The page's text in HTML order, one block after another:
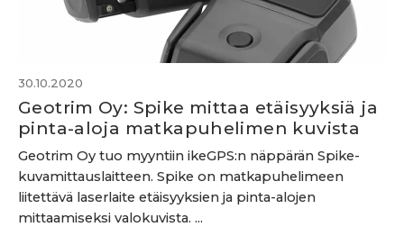
30.10.2020
Geotrim Oy: Spike mittaa etäisyyksiä ja
pinta-aloja matkapuhelimen kuvista
Geotrim Oy tuo myyntiin ikeGPS:n näppärän Spike-
kuvamittauslaitteen. Spike on matkapuhelimeen
liitettävä laserlaite etäisyyksien ja pinta-alojen
mittaamiseksi valokuvista. ...